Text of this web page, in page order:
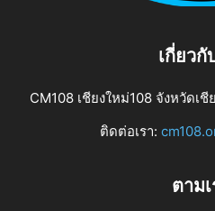
เกี่ยวกั
CM108 เชียงใหม่108 จังหวัดเ
ติดต่อเรา:
ตาม